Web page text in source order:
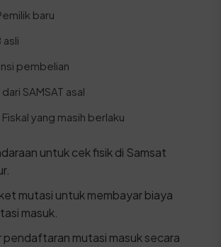
baru
asli
pembelian
SAMSAT asal
yang masih berlaku
untuk cek fisik di Samsat
mutasi untuk membayar biaya
masuk.
pendaftaran mutasi masuk secara